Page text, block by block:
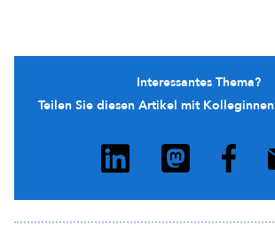
Interessantes Thema?
Teilen Sie diesen Artikel mit